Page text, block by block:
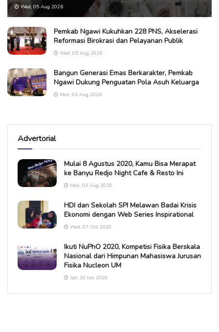
Wed, 05 Aug 2026
Pemkab Ngawi Kukuhkan 228 PNS, Akselerasi
Reformasi Birokrasi dan Pelayanan Publik
Wed, 05 Aug 2026
Bangun Generasi Emas Berkarakter, Pemkab
Ngawi Dukung Penguatan Pola Asuh Keluarga
Mon, 03 Aug 2026
Advertorial
Mulai 8 Agustus 2020, Kamu Bisa Merapat
ke Banyu Redjo Night Cafe & Resto Ini
Mon, 03 Aug 2020
HDI dan Sekolah SPI Melawan Badai Krisis
Ekonomi dengan Web Series Inspirational
Wed, 07 Oct 2020
Ikuti NuPhO 2020, Kompetisi Fisika Berskala
Nasional dari Himpunan Mahasiswa Jurusan
Fisika Nucleon UM
Sat, 20 Jun 2020